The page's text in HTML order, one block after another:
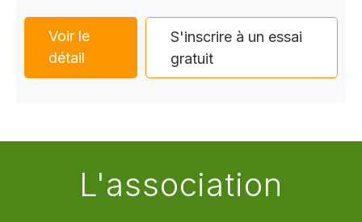
Voir le
détail
S'inscrire à un essai
gratuit
L'association